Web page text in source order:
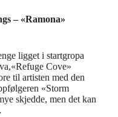
– «Ramona»
ligget i startgropa
Cove»
til artisten med den
«Storm
skjedde, men det kan